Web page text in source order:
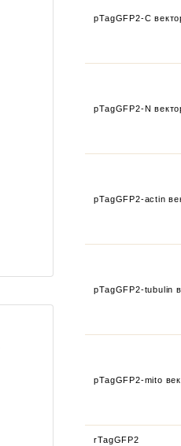
pTagGFP2-C
pTagGFP2-N
pTagGFP2-actin
pTagGFP2-tubulin
pTagGFP2-mito
rTagGFP2